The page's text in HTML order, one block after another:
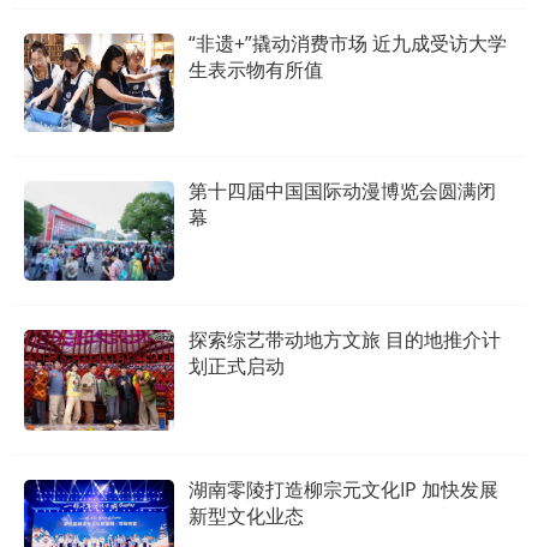
“非遗+”撬动消费市场 近九成受访大学
生表示物有所值
第十四届中国国际动漫博览会圆满闭
幕
探索综艺带动地方文旅 目的地推介计
划正式启动
湖南零陵打造柳宗元文化IP 加快发展
新型文化业态